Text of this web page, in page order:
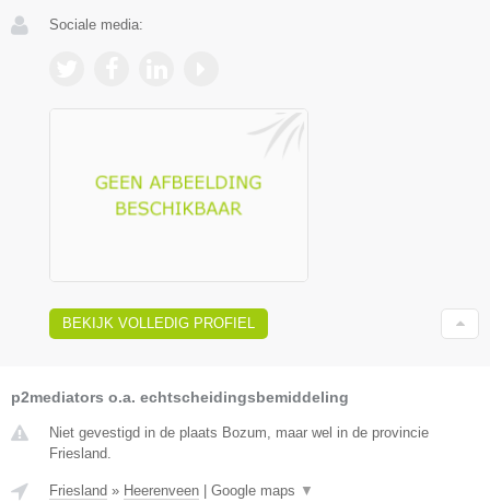
Sociale media:
BEKIJK VOLLEDIG PROFIEL
p2mediators o.a. echtscheidingsbemiddeling
Niet gevestigd in de plaats Bozum, maar wel in de provincie
Friesland.
Friesland » Heerenveen | Google maps ▼